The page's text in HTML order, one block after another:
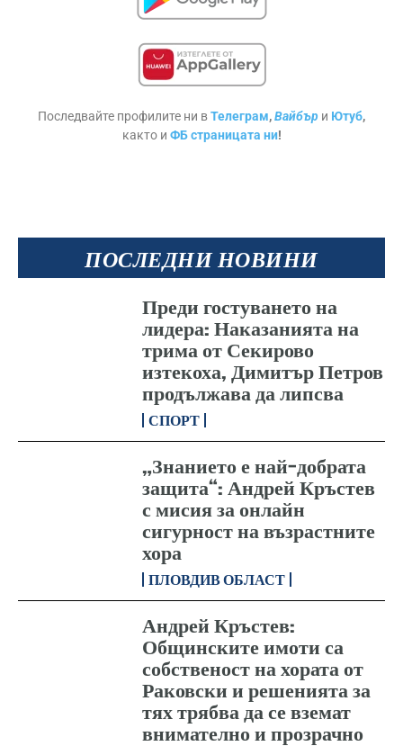
ПОСЛЕДНИ НОВИНИ
Преди гостуването на
лидера: Наказанията на
трима от Секирово
изтекоха, Димитър Петров
продължава да липсва
СПОРТ
„Знанието е най-добрата
защита“: Андрей Кръстев
с мисия за онлайн
сигурност на възрастните
хора
ПЛОВДИВ ОБЛАСТ
Андрей Кръстев:
Общинските имоти са
собственост на хората от
Раковски и решенията за
тях трябва да се вземат
внимателно и прозрачно
Последвайте профилите ни вТелеграм,Вайбър и Ютуб,
както и ФБ страницата ни!